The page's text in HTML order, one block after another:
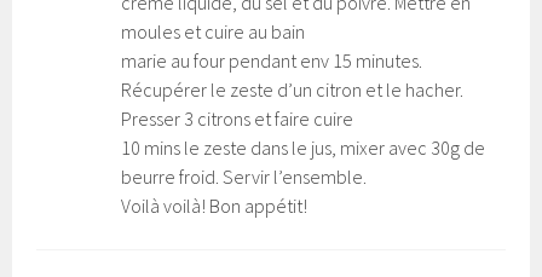
moules et cuire au bain
marie au four pendant env 15 minutes.
Récupérer le zeste d’un citron et le hacher.
Presser 3 citrons et faire cuire
10 mins le zeste dans le jus, mixer avec 30g de
beurre froid. Servir l’ensemble.
Voilà voilà! Bon appétit!